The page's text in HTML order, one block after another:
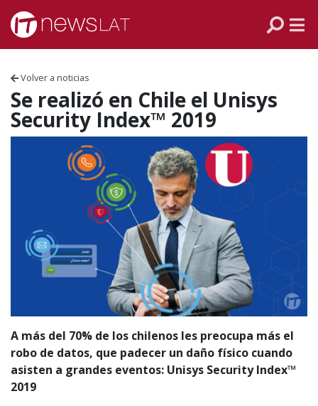
Skip to content
Volver a noticias
Se realizó en Chile el Unisys
Security Index™ 2019
A más del 70% de los chilenos les preocupa más el
robo de datos, que padecer un daño físico cuando
asisten a grandes eventos: Unisys Security Index™
2019
VENEZUELA
ECUADOR
PERÚ
CHILE
ARGENTINA
MÉXICO